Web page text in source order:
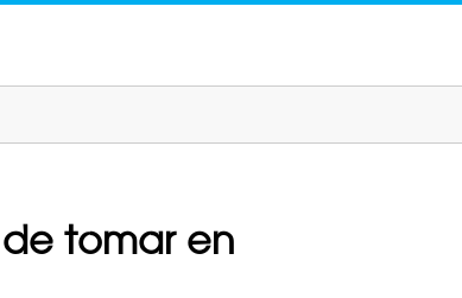
tomar en